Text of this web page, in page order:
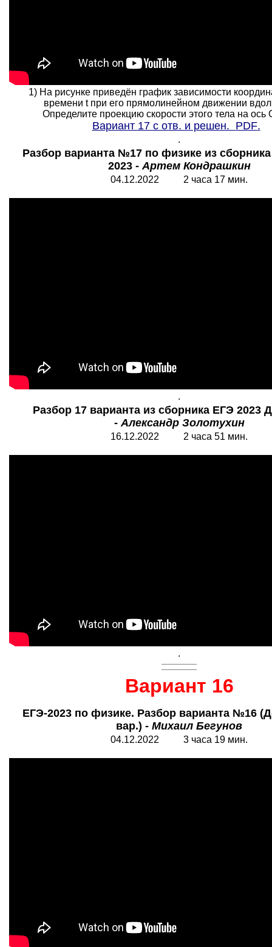
1) На рисунке приведён график зависимости
времени t при его прямолинейном движении
Определите проекцию скорости этого тела на ось
Вариант 17 с отв. и решен. PDF.
.
Разбор варианта №17 по физике из
2023 -Артем Кондрашкин
04.12.2022 2 часа 17 мин.
.
Разбор 17 варианта из сборника ЕГЭ 2023
-Александр Золотухин
16.12.2022 2 часа 51 мин.
.
Вариант 16
ЕГЭ-2023 по физике. Разбор варианта №16
вар.) - Михаил Бегунов
04.12.2022 3 часа 19 мин.